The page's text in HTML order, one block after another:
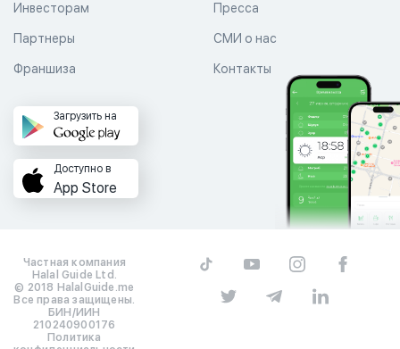
Пресса
СМИ о нас
Контакты
Инвесторам
Партнеры
Франшиза
Загрузить на
Доступно в
App Store
Частная компания
Halal Guide Ltd.
© 2018 HalalGuide.me
Все права защищены.
БИН/ИИН
210240900176
Политика